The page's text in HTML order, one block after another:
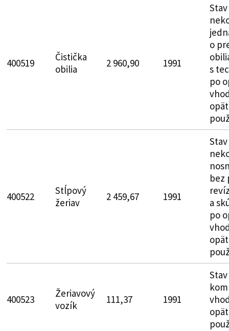
400519
Čistička
obilia
2 960,90 1991
Stav
o
s
po
400522
Stĺpový
žeriav
2 459,67 1991
Stav
bez
a
po
400523
Žeriavový
vozík
111,37 1991
Stav